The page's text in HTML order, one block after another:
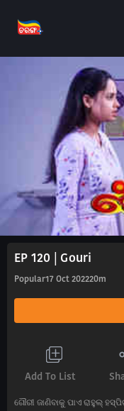
EP 120 | Gouri
Popular17 Oct 202220m
Add To List
ଗୌରୀ ଜାଣିବାକୁ ପାଏ ରାହୁଲ୍